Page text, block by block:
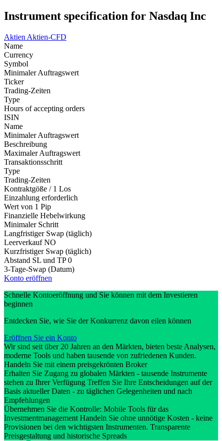
Instrument specification for Nasdaq Inc
Aktien Aktien-CFD
Name
Currency
Symbol
Minimaler Auftragswert
Ticker
Trading-Zeiten
Type
Hours of accepting orders
ISIN
Name
Minimaler Auftragswert
Beschreibung
Maximaler Auftragswert
Transaktionsschritt
Type
Trading-Zeiten
Kontraktgöße / 1 Los
Einzahlung erforderlich
Wert von 1 Pip
Finanzielle Hebelwirkung
Minimaler Schritt
Langfristiger Swap (täglich)
Leerverkauf NO
Kurzfristiger Swap (täglich)
Abstand SL und TP 0
3-Tage-Swap (Datum)
Konto eröffnen
Schnelle Kontoeröffnung und Sie können mit dem Investieren
beginnen
Entdecken Sie, wie Sie der Konkurrenz davon eilen können
Eröffnen Sie ein Konto
Wir sind seit über 20 Jahren an den Märkten, bieten beste Analysen,
moderne Tools und haben tausende von zufriedenen Kunden.
Handeln Sie mit einem preisgekrönten Broker
Erhalten Sie Zugang zu globalen Märkten - tausende Instrumente
stehen zu Ihrer Verfügung Treffen Sie Ihre Entscheidungen auf der
Basis aktueller Daten - zu täglichen Gelegenheiten und nach
Empfehlungen
Übernehmen Sie die Kontrolle: Mobile Tools für das
Investmentmanagement Handeln Sie ohne unnötige Kosten - keine
Provisionen bei den wichtigsten Instrumenten. Transparente
Preisgestaltung und historische Spreads